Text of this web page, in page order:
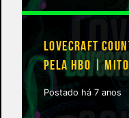
LOVECRAFT
PELA HBO |
Postado há 7 anos